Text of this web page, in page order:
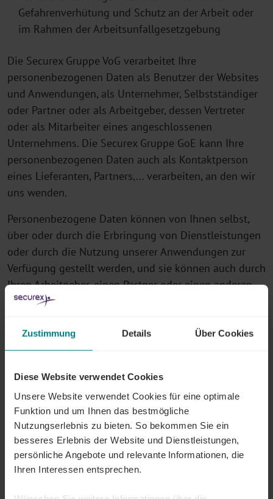
Zustimmung Details Über Cookies
Diese Website verwendet Cookies
Unsere Website verwendet Cookies für eine optimale
Funktion und um Ihnen das bestmögliche
Nutzungserlebnis zu bieten. So bekommen Sie ein
besseres Erlebnis der Website und Dienstleistungen,
persönliche Angebote und relevante Informationen, die
Ihren Interessen entsprechen.
Gefahrenverhütung und Schutz an der Arbeit oder
im Rahmen der Arbeitsunfallgesetzgebung
Die Securex Gruppe VoG verarbeitet Ihre
personenbezogenen Daten als Benutzer der Websites
und Anwendungen, als Unternehmer, Selbstständiger
oder Partner oder als Arbeitgeber, dessen Vertreter
oder als Mitarbeiter eines angeschlossenen
Unternehmens. Die Securex Gruppe GoE kann Ihre
personenbezogenen Daten auch als Kontaktperson
eines Lieferanten, Partners,... verarbeiten, an den wir
uns wenden.
Personenbezogene Daten können von Ihnen selbst,
über oder durch die Erbringung von Dienstleistungen
oder durch die Nutzung unserer Anwendungen zur
Verfügung gestellt werden, und sie können auch durch
Ihren Arbeitgeber, einen Partner oder einen anderen
Vertreter verarbeitet werden. Die Securex Gruppe GoE
Link zu einer staatlichen zentralen Datenbank oder
über öffentliche Quellen erhalten.
Je nach Geschäftsbeziehung oder Art der
Dienstleistung können verschiedene Arten von Daten
verarbeitet werden, wobei auch berufliche
Kontaktdaten von Nicht-Kunden zu
Prospektionszwecken verarbeitet werden können.